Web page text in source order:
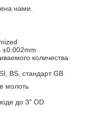
нами.
±0.002mm
количества
BS, стандарт GB
молоть
до 3" OD